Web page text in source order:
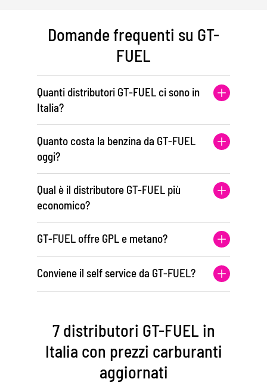
Domande frequenti su GT-
FUEL
Quanti distributori GT-FUEL ci sono in
Italia?
Quanto costa la benzina da GT-FUEL
oggi?
Qual è il distributore GT-FUEL più
economico?
GT-FUEL offre GPL e metano?
Conviene il self service da GT-FUEL?
7 distributori GT-FUEL in
Italia con prezzi carburanti
aggiornati